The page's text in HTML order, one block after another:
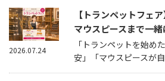
【トランペットフェ
マウスピースまで一
「トランペットを始め
安」「マウスピースが
2026.07.24